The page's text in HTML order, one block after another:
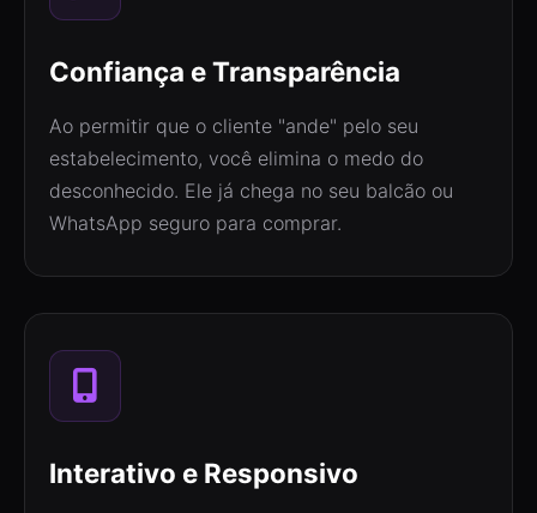
Confiança e Transparência
Ao permitir que o cliente "ande" pelo seu
estabelecimento, você elimina o medo do
desconhecido. Ele já chega no seu balcão ou
WhatsApp seguro para comprar.
Interativo e Responsivo